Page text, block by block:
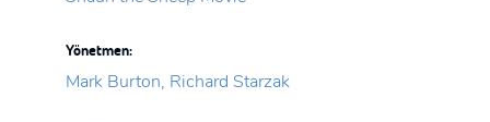
Yönetmen:
Mark Burton, Richard Starzak